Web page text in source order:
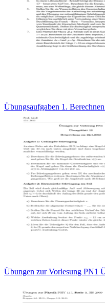
Übungsaufgaben 1.
Übungen zur Vorlesung PN1